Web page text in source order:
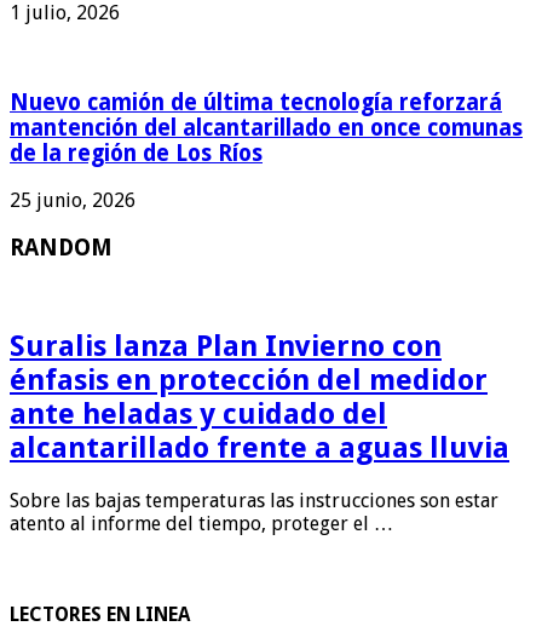
1 julio, 2026
Nuevo camión de última tecnología reforzará
mantención del alcantarillado en once comunas
de la región de Los Ríos
25 junio, 2026
RANDOM
Suralis lanza Plan Invierno con
énfasis en protección del medidor
ante heladas y cuidado del
alcantarillado frente a aguas lluvia
Sobre las bajas temperaturas las instrucciones son estar
atento al informe del tiempo, proteger el …
LECTORES EN LINEA